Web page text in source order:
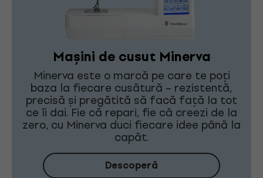
Mașini de cusut Minerva
Minerva este o marcă pe care te poți
baza la fiecare cusătură – rezistentă,
precisă și pregătită să facă față la tot
ce îi dai. Fie că repari, fie că creezi de la
zero, cu Minerva duci fiecare idee până la
capăt.
Descoperă